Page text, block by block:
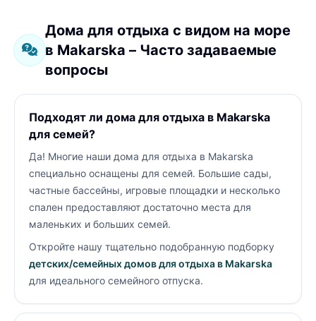
Дома для отдыха с видом на море
в Makarska – Часто задаваемые
вопросы
Подходят ли дома для отдыха в Makarska
для семей?
Да! Многие наши дома для отдыха в Makarska
специально оснащены для семей. Большие сады,
частные бассейны, игровые площадки и несколько
спален предоставляют достаточно места для
маленьких и больших семей.
Откройте нашу тщательно подобранную подборку
детских/семейных домов для отдыха в Makarska
для идеального семейного отпуска.